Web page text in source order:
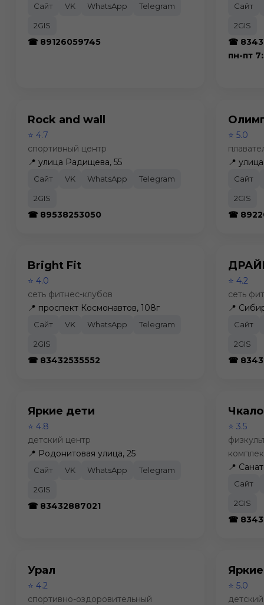
Сайт VK WhatsApp Telegram
2GIS
☎ 89126059745
Сайт
2GIS
☎
пн-пт
Rock and wall
⭐ 4.7
спортивный центр
📍 улица Радищева, 55
Сайт VK WhatsApp Telegram
2GIS
☎ 89538253050
⭐ 5.0
📍
Сайт
2GIS
☎
Bright Fit
⭐ 4.0
сеть фитнес-клубов
📍 проспект Космонавтов, 108г
Сайт VK WhatsApp Telegram
2GIS
☎ 83432535552
⭐ 4.2
сеть
📍
Сайт
2GIS
☎
Яркие дети
⭐ 4.8
детский центр
📍 Родонитовая улица, 25
Сайт VK WhatsApp Telegram
2GIS
☎ 83432887021
⭐ 3.5
📍
Сайт
2GIS
☎
Урал
⭐ 4.2
спортивно-оздоровительный
⭐ 5.0